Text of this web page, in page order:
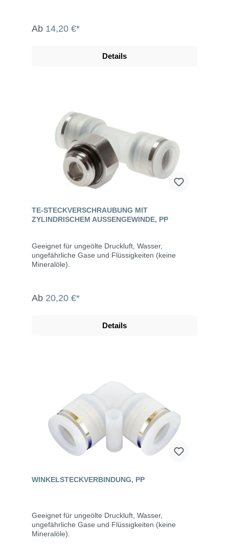
Ab 14,20 €*
Details
TE-STECKVERSCHRAUBUNG MIT
ZYLINDRISCHEM AUSSENGEWINDE, PP
Geeignet für ungeölte Druckluft, Wasser,
ungefährliche Gase und Flüssigkeiten (keine
Mineralöle).
Ab 20,20 €*
Details
WINKELSTECKVERBINDUNG, PP
Geeignet für ungeölte Druckluft, Wasser,
ungefährliche Gase und Flüssigkeiten (keine
Mineralöle).